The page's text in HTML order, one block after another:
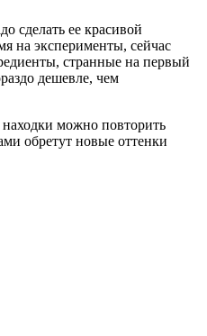
сделать ее красивой
на эксперименты, сейчас
странные на первый
дешевле, чем
можно повторить
обретут новые оттенки